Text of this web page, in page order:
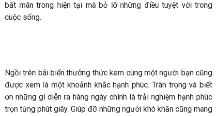
bất mãn trong hiện tại mà bỏ lỡ những điều tuyệt vời trong
cuộc sống.
Ngồi trên bãi biển thưởng thức kem cùng một người bạn cũng
được xem là một khoảnh khắc hạnh phúc. Trân trọng và biết
ơn những gì diễn ra hàng ngày chính là trải nghiệm hạnh phúc
trọn từng phút giây. Giúp đỡ những người khó khăn cũng mang